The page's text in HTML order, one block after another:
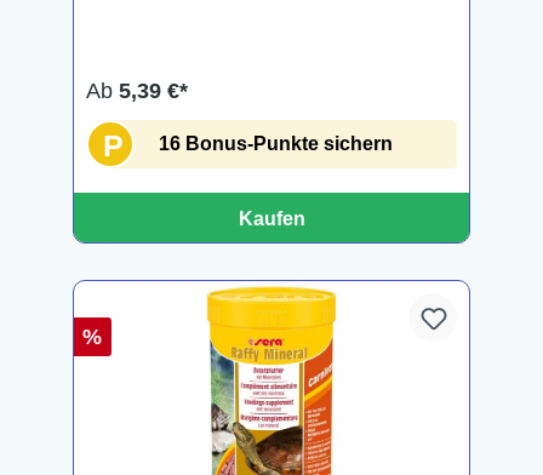
Ab 5,39 €*
P 16 Bonus-Punkte sichern
Kaufen
%